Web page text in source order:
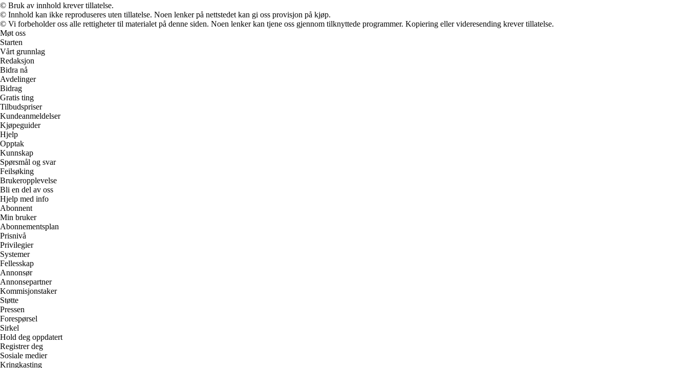
© Bruk av innhold krever tillatelse.
© Innhold kan ikke reproduseres uten tillatelse. Noen lenker på nettstedet kan gi oss provisjon på kjøp.
© Vi forbeholder oss alle rettigheter til materialet på denne siden. Noen lenker kan tjene oss gjennom tilknyttede programmer. Kopiering eller videresending krever tillatelse.
Møt oss
Starten
Vårt grunnlag
Redaksjon
Bidra nå
Avdelinger
Bidrag
Gratis ting
Tilbudspriser
Kundeanmeldelser
Kjøpeguider
Hjelp
Opptak
Kunnskap
Spørsmål og svar
Feilsøking
Brukeropplevelse
Bli en del av oss
Hjelp med info
Abonnent
Min bruker
Abonnementsplan
Prisnivå
Privilegier
Systemer
Fellesskap
Annonsør
Annonsepartner
Kommisjonstaker
Støtte
Pressen
Forespørsel
Sirkel
Hold deg oppdatert
Registrer deg
Sosiale medier
Kringkasting